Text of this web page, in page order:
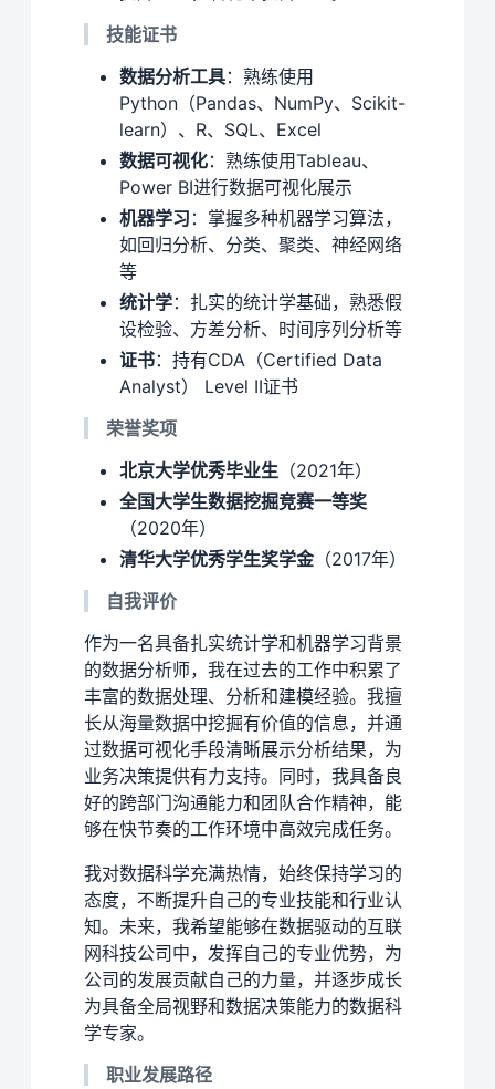
技能证书
数据分析工具：熟练使用
Python（Pandas、NumPy、Scikit-
learn）、R、SQL、Excel
数据可视化：熟练使用Tableau、
Power BI进行数据可视化展示
机器学习 ：掌握多种机器学习算法，
如回归分析、分类、聚类、神经网络
等
统计学：扎实的统计学基础，熟悉假
设检验、方差分析、时间序列分析等
证书：持有CDA（Certified Data
Analyst） Level II证书
荣誉奖项
北京大学优秀毕业生 （2021年）
全国大学生数据挖掘竞赛一等奖
（2020年）
清华大学优秀学生奖学金（2017年）
自我评价
作为一名具备扎实统计学和机器学习背景
的数据分析师，我在过去的工作中积累了
丰富的数据处理、分析和建模经验。我擅
长从海量数据中挖掘有价值的信息，并通
过数据可视化手段清晰展示分析结果，为
业务决策提供有力支持。同时，我具备良
好的跨部门沟通能力和团队合作精神，能
够在快节奏的工作环境中高效完成任务。
我对数据科学充满热情，始终保持学习的
态度，不断提升自己的专业技能和行业认
知。未来，我希望能够在数据驱动的互联
网科技公司中，发挥自己的专业优势，为
公司的发展贡献自己的力量，并逐步成长
为具备全局视野和数据决策能力的数据科
学专家。
职业发展路径